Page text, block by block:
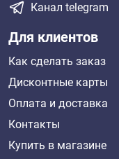
Канал telegram
Для клиентов
Как сделать заказ
Дисконтные карты
Оплата и доставка
Контакты
Купить в магазине